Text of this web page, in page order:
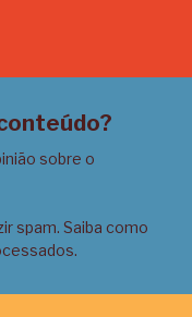
sobre o
spam. Saiba como
.